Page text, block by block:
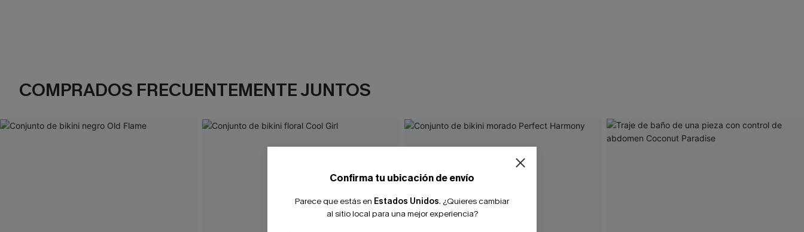
COMPRADOS FRECUENTEMENTE JUNTOS
Confirma tu ubicación de envío
Parece que estás en Estados Unidos. ¿Quieres cambiar
al sitio local para una mejor experiencia?
-10% extra sin compra mínima